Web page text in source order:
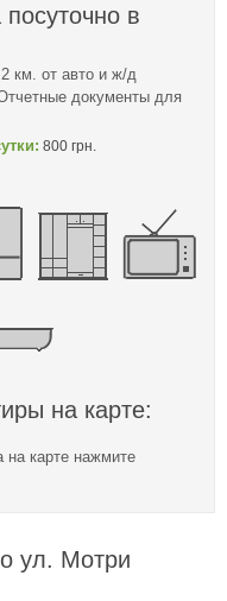
в
км. от авто и ж/д
документы для
800 грн.
на карте:
на карте нажмите
ул. Мотри